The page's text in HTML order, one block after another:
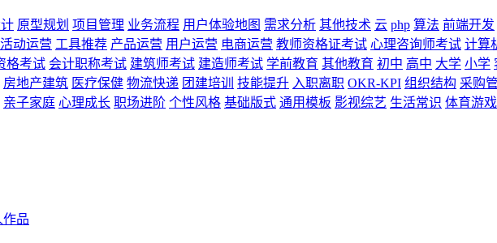
原型规划 项目管理 业务流程 用户体验地图 需求分析 其他技术 云 php 算法 前端开发
活动运营 工具推荐 产品运营 用户运营 电商运营 教师资格证考试 心理咨询师考试 计算
格考试 会计职称考试 建筑师考试 建造师考试 学前教育 其他教育 初中 高中 大学 小学
房地产建筑 医疗保健 物流快递 团建培训 技能提升 入职离职 OKR-KPI 组织结构 采购
亲子家庭 心理成长 职场进阶 个性风格 基础版式 通用模板 影视综艺 生活常识 体育游戏
作品